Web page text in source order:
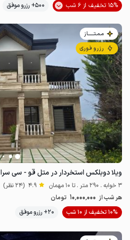
15% تخفیف از 6 شب
500+ رزرو موفق
مـمـتــــــاز
رزرو فوری
ویلا دوبلکس استخردار در متل قو - سی سرا
3 خوابه . 290 متر . تا 10 مهمان 4.9 (24 نظر)
هر شب از 10٬000٬000 تومان
10% تخفیف از 10 شب
20+ رزرو موفق